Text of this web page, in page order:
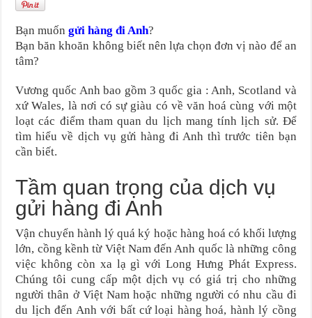
Bạn muốngửi hàng đi Anh?
Bạn băn khoăn không biết nên lựa chọn đơn vị nào để an
tâm?
Vương quốc Anh bao gồm 3 quốc gia : Anh, Scotland và
xứ Wales, là nơi có sự giàu có về văn hoá cùng với một
loạt các điểm tham quan du lịch mang tính lịch sử. Để
tìm hiểu về dịch vụ gửi hàng đi Anh thì trước tiên bạn
cần biết.
Tầm quan trọng của dịch vụ
gửi hàng đi Anh
Vận chuyển hành lý quá ký hoặc hàng hoá có khối lượng
lớn, cồng kềnh từ Việt Nam đến Anh quốc là những công
việc không còn xa lạ gì với Long Hưng Phát Express.
Chúng tôi cung cấp một dịch vụ có giá trị cho những
người thân ở Việt Nam hoặc những người có nhu cầu đi
du lịch đến Anh với bất cứ loại hàng hoá, hành lý cồng